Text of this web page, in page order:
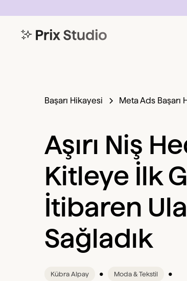
Başarı Hikayesi Meta Ads Başarı
Aşırı Niş
Kitleye İlk
İtibaren
Sağladık
Kübra Alpay • Moda & Tekstil •